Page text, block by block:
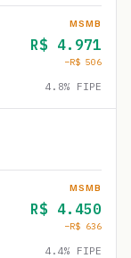
MSMB
R$ 4.971
−R$ 506
4.8% FIPE
MSMB
R$ 4.450
−R$ 636
4.4% FIPE